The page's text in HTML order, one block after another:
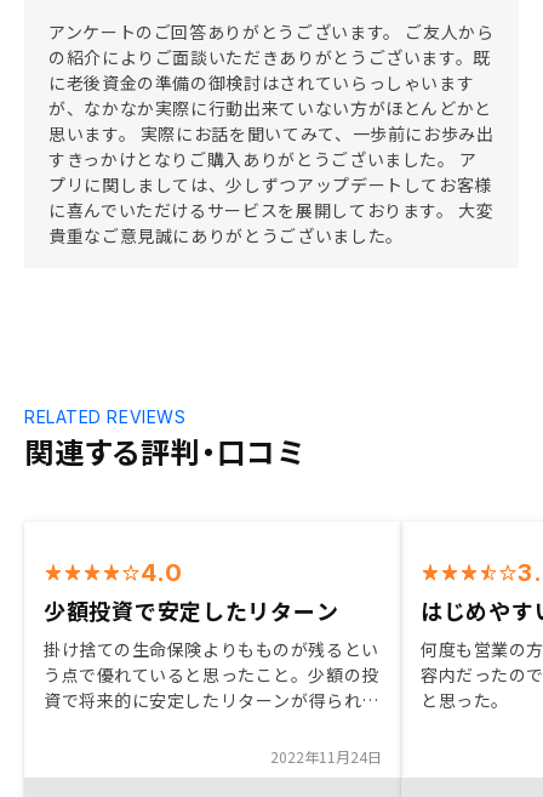
アンケートのご回答ありがとうございます。 ご友人から
の紹介によりご面談いただきありがとうございます。既
に老後資金の準備の御検討はされていらっしゃいます
が、なかなか実際に行動出来ていない方がほとんどかと
思います。 実際にお話を聞いてみて、一歩前にお歩み出
すきっかけとなりご購入ありがとうございました。 ア
プリに関しましては、少しずつアップデートしてお客様
に喜んでいただけるサービスを展開しております。 大変
貴重なご意見誠にありがとうございました。
関連する評判・口コミ
RELATED REVIEWS
4.0
少額投資で安定したリターン
掛け捨ての生命保険よりもものが残るとい
う点で優れていると思ったこと。少額の投
資で将来的に安定したリターンが得られる
約すると決まったあと、契約担当など複数
の社員の方が対応してくださいましたが、
2022年11月24日
はじめやす
何度も営業の
容内だったの
と思っ
れから自身で